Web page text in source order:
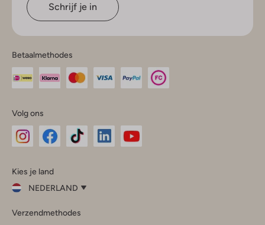
Schrijf je in
Betaalmethodes
Volg ons
InstagramFacebook
Kies je land
NEDERLAND
je
Verzendmethodes